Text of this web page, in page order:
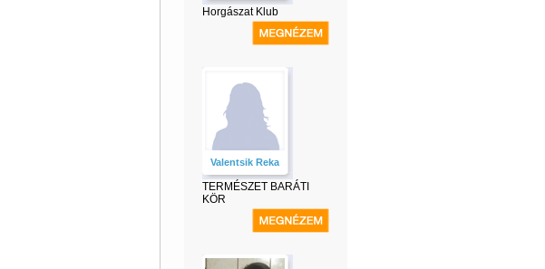
Horgászat Klub
Valentsik Reka
TERMÉSZET BARÁTI
KÖR